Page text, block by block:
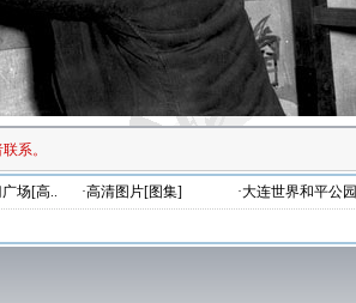
系。
广场[高.. ·高清图片[图集] ·大连世界和平公园